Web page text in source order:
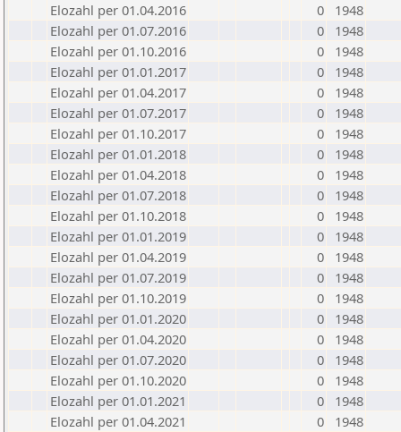
Elozahl per 01.04.2016
0
1948
Elozahl per 01.07.2016
0
1948
Elozahl per 01.10.2016
0
1948
Elozahl per 01.01.2017
0
1948
Elozahl per 01.04.2017
0
1948
Elozahl per 01.07.2017
0
1948
Elozahl per 01.10.2017
0
1948
Elozahl per 01.01.2018
0
1948
Elozahl per 01.04.2018
0
1948
Elozahl per 01.07.2018
0
1948
Elozahl per 01.10.2018
0
1948
Elozahl per 01.01.2019
0
1948
Elozahl per 01.04.2019
0
1948
Elozahl per 01.07.2019
0
1948
Elozahl per 01.10.2019
0
1948
Elozahl per 01.01.2020
0
1948
Elozahl per 01.04.2020
0
1948
Elozahl per 01.07.2020
0
1948
Elozahl per 01.10.2020
0
1948
Elozahl per 01.01.2021
0
1948
Elozahl per 01.04.2021
0
1948